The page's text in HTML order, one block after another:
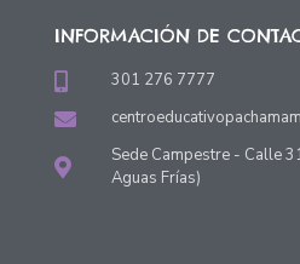
INFORMACIÓN DE
301 276 7777
Sede Campestre - Calle
Aguas Frías)